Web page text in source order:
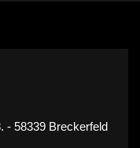
- 58339 Breckerfeld